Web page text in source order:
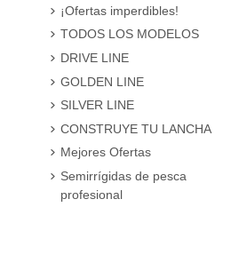
¡Ofertas imperdibles!
TODOS LOS MODELOS
DRIVE LINE
GOLDEN LINE
SILVER LINE
CONSTRUYE TU LANCHA
Mejores Ofertas
Semirrígidas de pesca
profesional